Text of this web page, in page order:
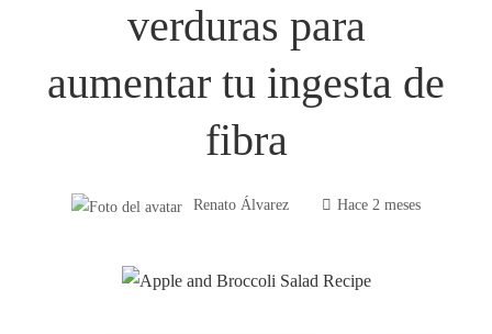
verduras para
aumentar tu ingesta de
fibra
Renato Álvarez Hace 2 meses